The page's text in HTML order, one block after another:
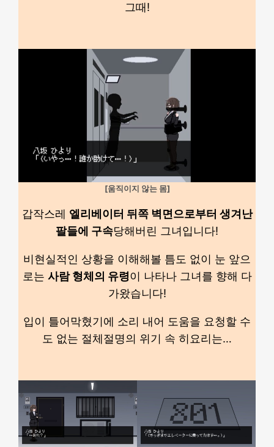
그때!
[움직이지 않는 몸]
갑작스레 엘리베이터 뒤쪽 벽면으로부터 생겨난
팔들에 구속당해버린 그녀입니다!
비현실적인 상황을 이해해볼 틈도 없이 눈 앞으
로는 사람 형체의 유령이 나타나 그녀를 향해 다
가왔습니다!
입이 틀어막혔기에 소리 내어 도움을 요청할 수
도 없는 절체절명의 위기 속 히요리는…